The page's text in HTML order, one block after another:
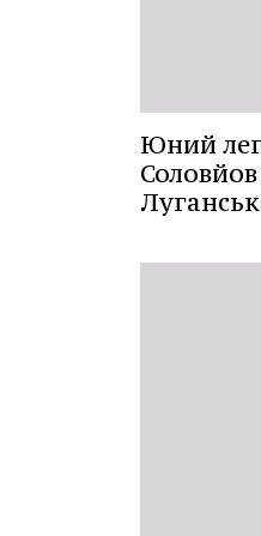
Юний